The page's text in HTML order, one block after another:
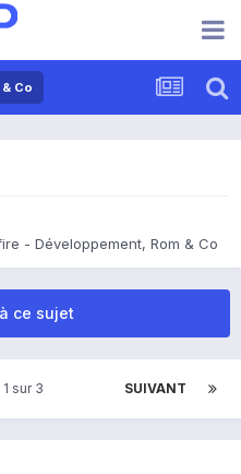
Co
- Développement, Rom & Co
ce sujet
SUIVANT
sur 3